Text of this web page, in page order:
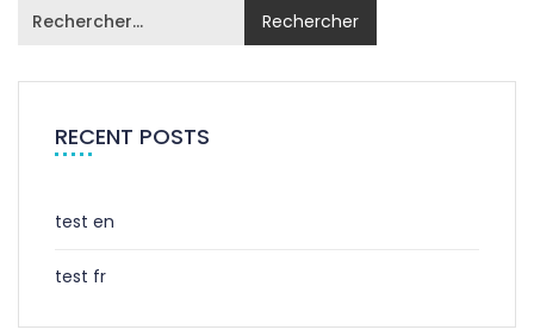
RECENT POSTS
test en
test fr